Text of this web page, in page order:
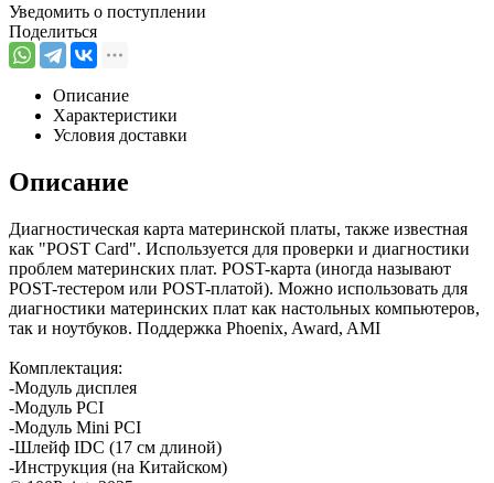
Уведомить о поступлении
Поделиться
Описание
Характеристики
Условия доставки
Описание
Диагностическая карта материнской платы, также известная
как "POST Card". Используется для проверки и диагностики
проблем материнских плат. POST-карта (иногда называют
POST-тестером или POST-платой). Можно использовать для
диагностики материнских плат как настольных компьютеров,
так и ноутбуков. Поддержка Phoenix, Award, AMI
Комплектация:
-Модуль дисплея
-Модуль PCI
-Модуль Mini PCI
-Шлейф IDC (17 см длиной)
-Инструкция (на Китайском)